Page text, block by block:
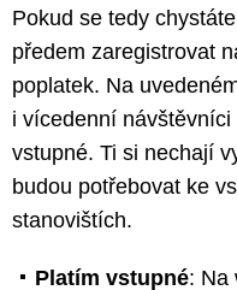
Pokud se tedy
předem zaregistrovat
poplatek. Na
i vícedenní
vstupné. Ti si nechají
budou potřebovat ke
stanovištích.
Platím vstupné: Na